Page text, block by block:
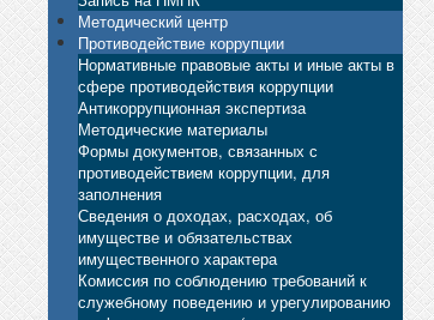
Методический центр
Противодействие коррупции
Нормативные правовые акты и иные акты в
сфере противодействия коррупции
Антикоррупционная экспертиза
Методические материалы
Формы документов, связанных с
противодействием коррупции, для
заполнения
Сведения о доходах, расходах, об
имуществе и обязательствах
имущественного характера
Комиссия по соблюдению требований к
служебному поведению и урегулированию